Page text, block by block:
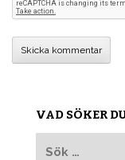
VAD SÖKER